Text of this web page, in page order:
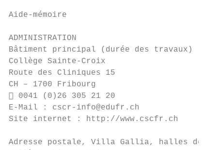
Aide-mémoire
ADMINISTRATION
Bâtiment principal (durée des travaux)
Collège Sainte-Croix
Route des Cliniques 15
CH – 1700 Fribourg
 0041 (0)26 305 21 20
E-Mail : cscr-info@edufr.ch
Site internet : http://www.cscfr.ch
Adresse postale, Villa Gallia, halles de